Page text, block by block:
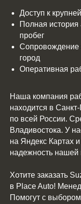
Доступ к
Полная
пробег
Сопровождение
город
Оперативная
Наша компания
находится в
по всей России.
Владивостока. У
на Яндекс Картах
надежность нашей
Хотите заказать
в Place Auto!
Помогут с